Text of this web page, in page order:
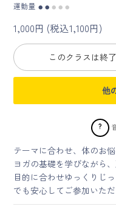
会員規約について
クラス参加にあ
特定商取引にか
プライバシーポ
運動量 ● ● ● ● ●
1,000円 (税込1,100円)
このクラスは終
他
?
テーマに合わせ、体のお
ヨガの基礎を学びながら
目的に合わせゆっくりじ
でも安心してご参加いただ